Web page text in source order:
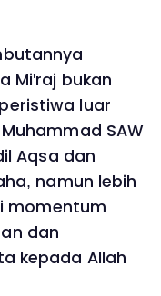
Mi'raj bukan
luar
SAW
Aqsa dan
namun lebih
momentum
dan
kepada Allah